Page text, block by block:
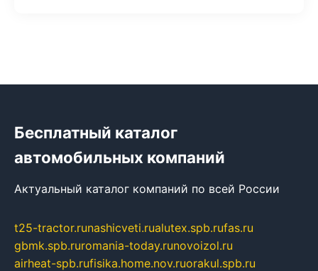
Бесплатный каталог
автомобильных компаний
Актуальный каталог компаний по всей России
t25-tractor.runashicveti.rualutex.spb.rufas.ru
gbmk.spb.ruromania-today.runovoizol.ru
airheat-spb.rufisika.home.nov.ruorakul.spb.ru